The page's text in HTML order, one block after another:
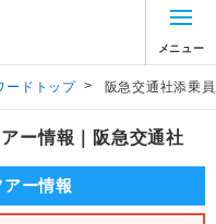
メニュー
ードトップ > 阪急交通社添乗員
ー情報｜阪急交通社
アー情報